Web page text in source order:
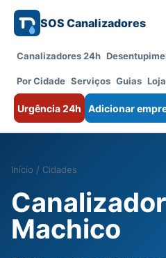
SOS Canalizadores
Canalizadores 24h
Por Cidade Serviços Guias
Urgência 24h Adicionar
Início / Cidades
Machico